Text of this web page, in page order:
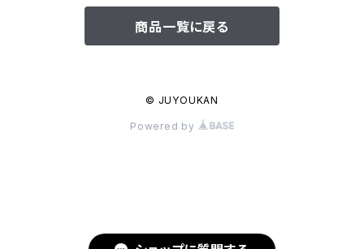
STOLE AUTUMN＆WINTER
商品一覧に戻る
© JUYOUKAN
Powered by